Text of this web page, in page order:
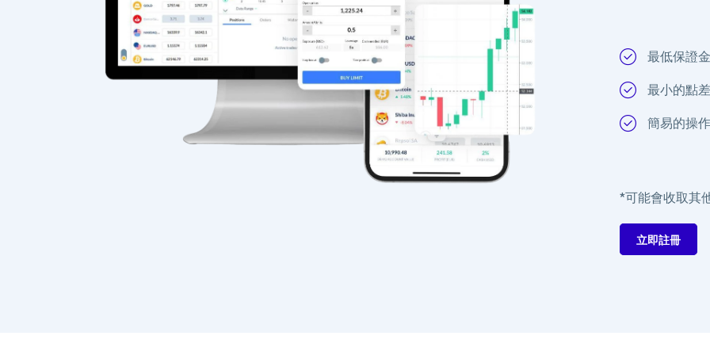
最低保證
最小的點差
簡易的操
*可能會收取其
立即註冊